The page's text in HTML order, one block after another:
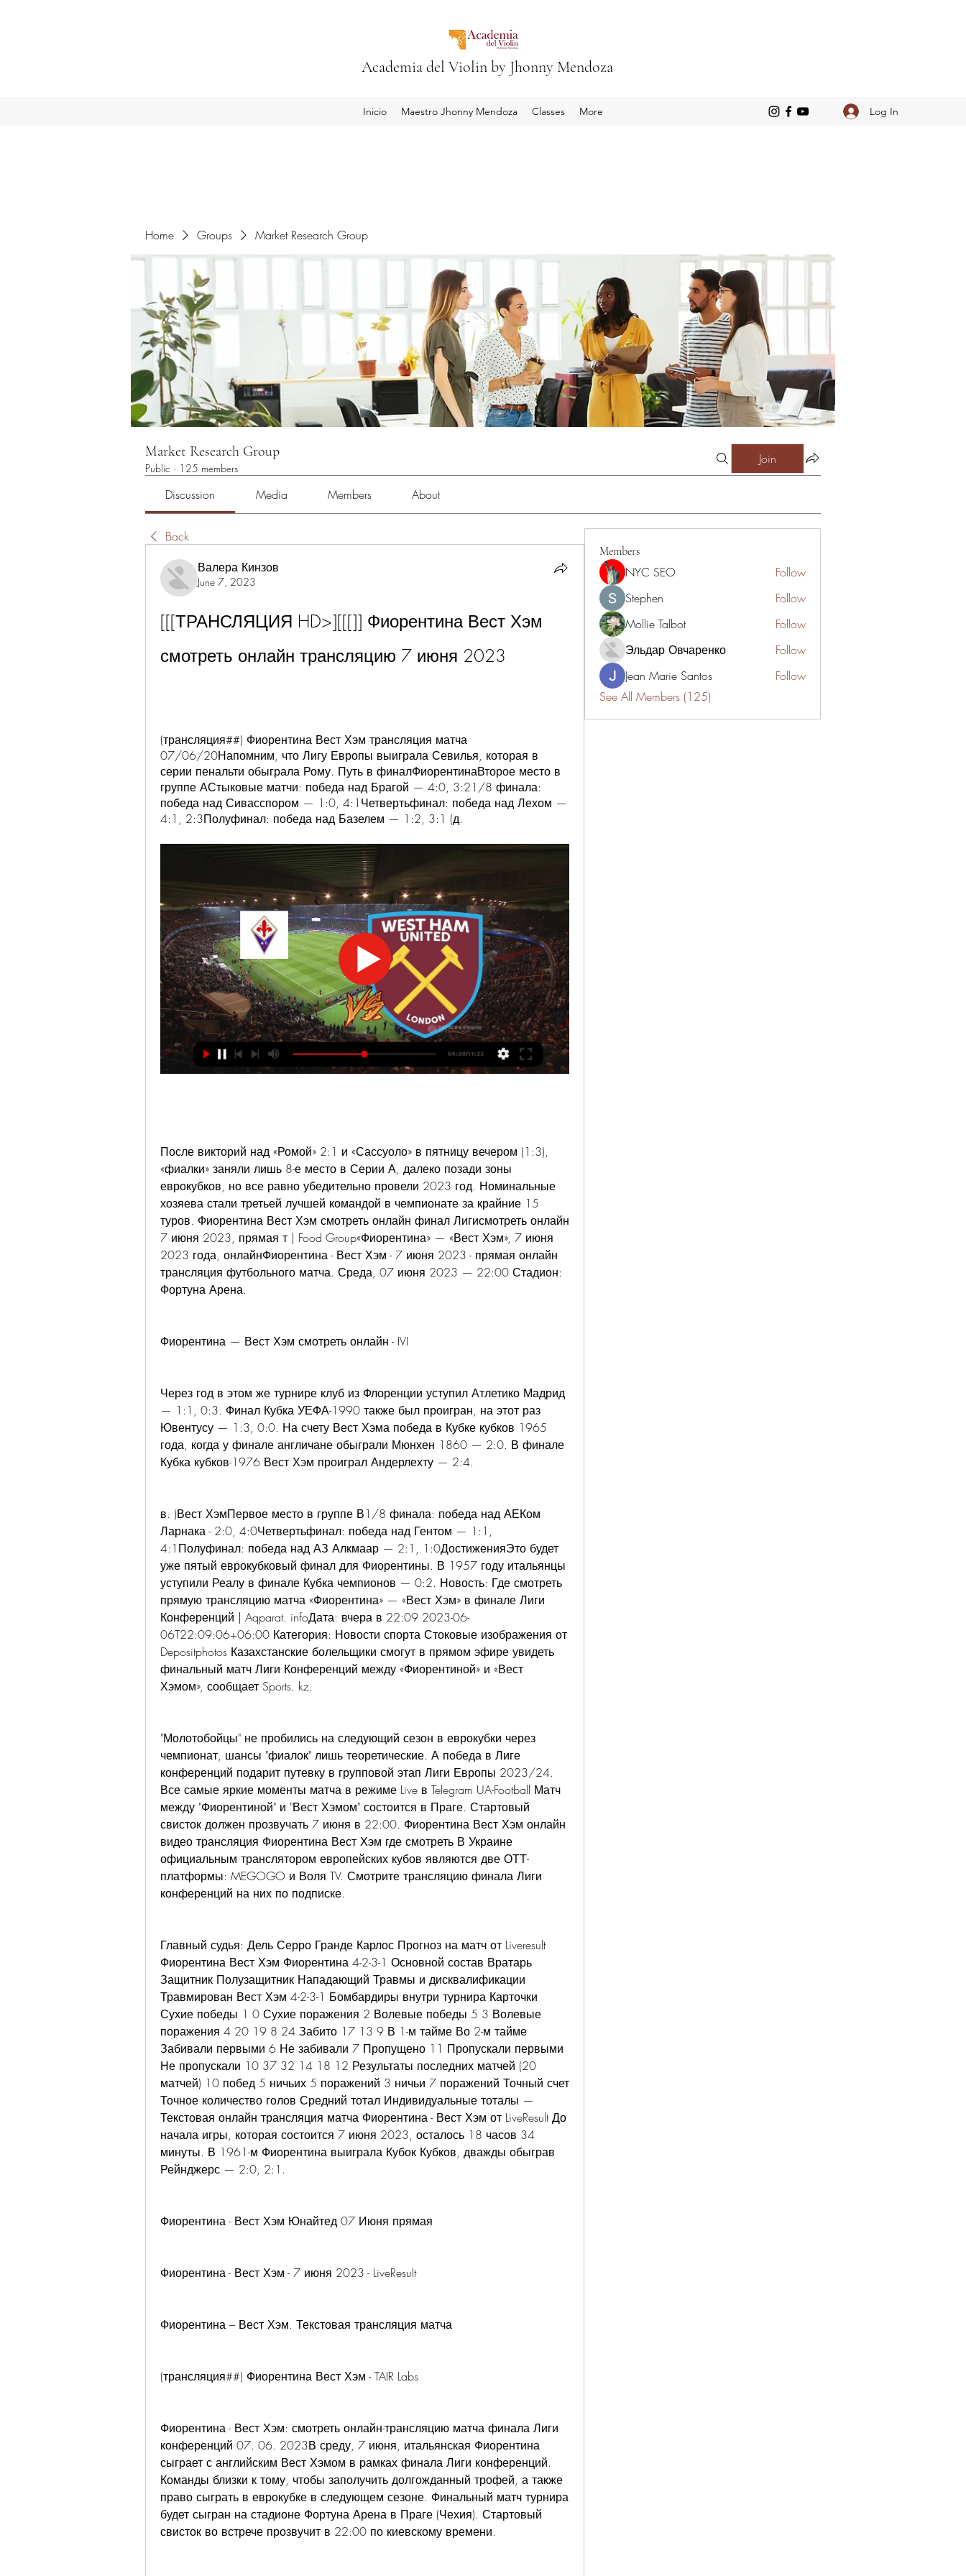
Academia del Violin by Jhonny Mendoza
Inicio Maestro Jhonny Mendoza Classes More Log In
Home Groups Market Research Group
Market Research Group
Public · 125 members
Join
Discussion Media Members About
Back
Валера Кинзов
June 7, 2023
[[[ТРАНСЛЯЦИЯ HD>][[[]] Фиорентина Вест Хэм
смотреть онлайн трансляцию 7 июня 2023
(трансляция##) Фиорентина Вест Хэм трансляция матча
07/06/20Напомним, что Лигу Европы выиграла Севилья, которая в
серии пенальти обыграла Рому. Путь в финалФиорентинаВторое место в
группе АСтыковые матчи: победа над Брагой — 4:0, 3:21/8 финала:
победа над Сивасспором — ﻿1:0, 4:1Четвертьфинал: победа над Лехом —
4:1, 2:3Полуфинал: победа над Базелем — 1:2, 3:1 (д.
После викторий над «Ромой» 2:1 и «Сассуоло» в пятницу вечером (1:3),
«фиалки» заняли лишь 8-е место в Серии А, далеко позади зоны
еврокубков, но все равно убедительно провели 2023 год. Номинальные
хозяева стали третьей лучшей командой в чемпионате за крайние 15
туров. Фиорентина Вест Хэм смотреть онлайн финал Лигисмотреть онлайн
7 июня 2023, прямая т | Food Group«Фиорентина» — «Вест Хэм», 7 июня
2023 года, онлайнФиорентина - Вест Хэм - 7 июня 2023 - прямая онлайн
трансляция футбольного матча. Среда, 07 июня 2023 — 22:00 Стадион:
Фортуна Арена.
Фиорентина — Вест Хэм смотреть онлайн - IVI
Через год в этом же турнире клуб из Флоренции уступил Атлетико Мадрид
— 1:1, 0:3. Финал Кубка УЕФА-1990 также был проигран, на этот раз
Ювентусу — 1:3, 0:0. На счету Вест Хэма победа в Кубке кубков 1965
года, когда у финале англичане обыграли Мюнхен 1860 — 2:0. В финале
Кубка кубков-1976 Вест Хэм проиграл Андерлехту — 2:4.
в. )Вест ХэмПервое место в группе В1/8 финала: победа над АЕКом
Ларнака ﻿- 2:0, 4:0Четвертьфинал: победа над Гентом — 1:1,
4:1Полуфинал: победа над АЗ Алкмаар — 2:1, 1:0ДостиженияЭто будет
уже пятый еврокубковый финал для Фиорентины. В 1957 году итальянцы
уступили Реалу в финале Кубка чемпионов — 0:2. Новость: Где смотреть
прямую трансляцию матча «Фиорентина» — «Вест Хэм» в финале Лиги
Конференций | Aqparat. infoДата: вчера в 22:09 2023-06-
06T22:09:06+06:00 Категория: Новости спорта Стоковые изображения от
Depositphotos Казахстанские болельщики смогут в прямом эфире увидеть
финальный матч Лиги Конференций между «Фиорентиной» и «Вест
Хэмом», сообщает Sports. kz.
"Молотобойцы" не пробились на следующий сезон в еврокубки через
чемпионат, шансы "фиалок" лишь теоретические. А победа в Лиге
конференций подарит путевку в групповой этап Лиги Европы 2023/24.
Все самые яркие моменты матча в режиме Live в Telegram UA-Football Матч
между "Фиорентиной" и "Вест Хэмом" состоится в Праге. Стартовый
свисток должен прозвучать 7 июня в 22:00. Фиорентина Вест Хэм онлайн
видео трансляция Фиорентина Вест Хэм где смотреть В Украине
официальным транслятором европейских кубов являются две ОТТ-
платформы: MEGOGO и Воля TV. Смотрите трансляцию финала Лиги
конференций на них по подписке.
Главный судья: Дель Серро Гранде Карлос Прогноз на матч от Liveresult
Фиорентина Вест Хэм Фиорентина 4-2-3-1 Основной состав Вратарь
Защитник Полузащитник Нападающий Травмы и дисквалификации
Травмирован Вест Хэм 4-2-3-1 Бомбардиры внутри турнира Карточки
Сухие победы 1 0 Сухие поражения 2 Волевые победы 5 3 Волевые
поражения 4 20 19 8 24 Забито 17 13 9 В 1-м тайме Во 2-м тайме
Забивали первыми 6 Не забивали 7 Пропущено 11 Пропускали первыми
Не пропускали 10 37 32 14 18 12 Результаты последних матчей (20
матчей) 10 побед 5 ничьих 5 поражений 3 ничьи 7 поражений Точный счет
Точное количество голов Средний тотал Индивидуальные тоталы —
Текстовая онлайн трансляция матча Фиорентина - Вест Хэм от LiveResult До
начала игры, которая состоится 7 июня 2023, осталось 18 часов 34
минуты. В 1961-м Фиорентина выиграла Кубок Кубков, дважды обыграв
Рейнджерс — 2:0, 2:1.
Фиорентина - Вест Хэм Юнайтед 07 Июня прямая
Фиорентина - Вест Хэм - 7 июня 2023 - LiveResult
Фиорентина – Вест Хэм. Текстовая трансляция матча
(трансляция##) Фиорентина Вест Хэм - TAIR Labs
Фиорентина - Вест Хэм: смотреть онлайн-трансляцию матча финала Лиги
конференций 07. 06. 2023В среду, 7 июня, итальянская Фиорентина
сыграет с английским Вест Хэмом в рамках финала Лиги конференций.
Команды близки к тому, чтобы заполучить долгожданный трофей, а также
право сыграть в еврокубке в следующем сезоне. Финальный матч турнира
будет сыгран на стадионе Фортуна Арена в Праге (Чехия). Стартовый
свисток во встрече прозвучит в 22:00 по киевскому времени.
Members
NYC SEO
Follow
Stephen
Follow
Mollie Talbot
Follow
Эльдар Овчаренко
Follow
Jean Marie Santos
Follow
See All Members (125)